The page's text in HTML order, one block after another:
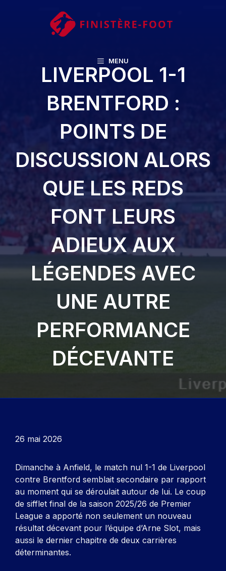
MENU
LIVERPOOL 1-1
BRENTFORD :
POINTS DE
DISCUSSION ALORS
QUE LES REDS
FONT LEURS
ADIEUX AUX
LÉGENDES AVEC
UNE AUTRE
PERFORMANCE
DÉCEVANTE
26 mai 2026
Dimanche à Anfield, le match nul 1-1 de Liverpool
contre Brentford semblait secondaire par rapport
au moment qui se déroulait autour de lui. Le coup
de sifflet final de la saison 2025/26 de Premier
League a apporté non seulement un nouveau
résultat décevant pour l’équipe d’Arne Slot, mais
aussi le dernier chapitre de deux carrières
déterminantes.